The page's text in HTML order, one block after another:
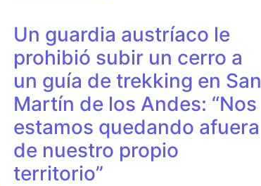
Un guardia austríaco le
prohibió subir un cerro a
un guía de trekking en San
Martín de los Andes: “Nos
estamos quedando afuera
de nuestro propio
territorio”